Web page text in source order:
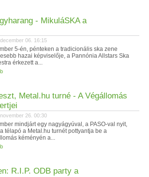
- MikuláSKA a
06. 16:15
5-én, pénteken a tradicionális ska zene
hazai képviselője, a Pannónia Allstars Ska
érkezett a...
Metal.hu turné - A Végállomás
26. 00:30
mindjárt egy nagyágyúval, a PASO-val nyit,
télapó a Metal.hu turnét pottyantja be a
kéményén a...
R.I.P. ODB party a